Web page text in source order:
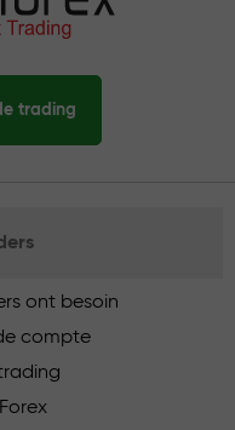
trading
ont besoin
compte